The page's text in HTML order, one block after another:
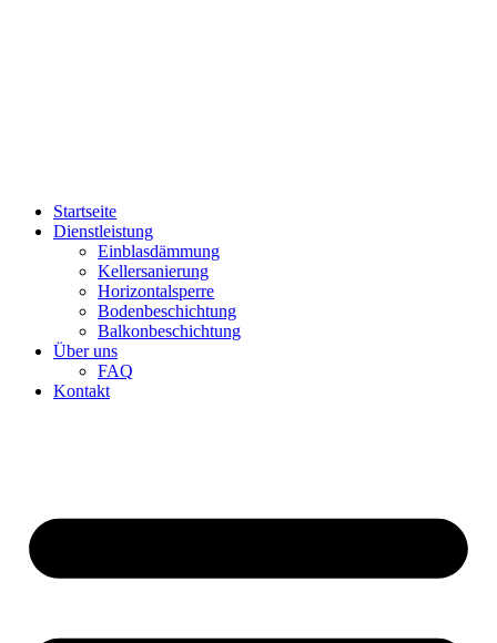
Startseite
Dienstleistung
Einblasdämmung
Kellersanierung
Horizontalsperre
Bodenbeschichtung
Balkonbeschichtung
Über uns
FAQ
Kontakt